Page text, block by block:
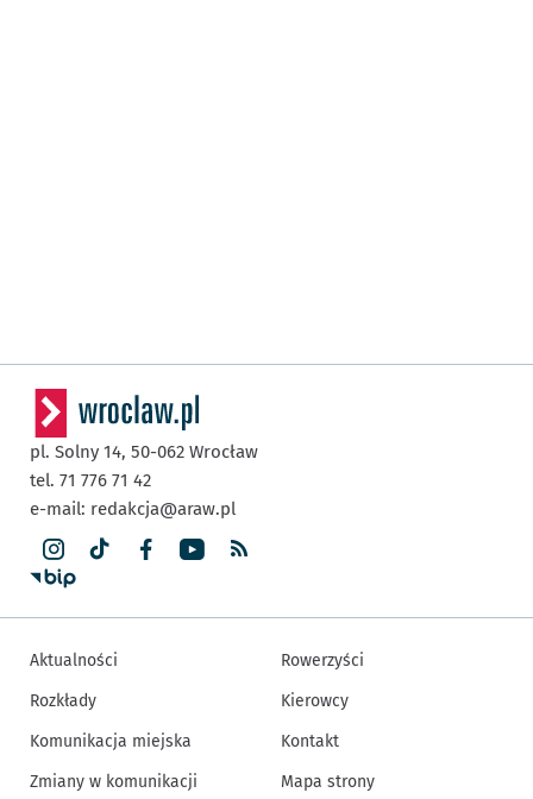
pl. Solny 14, 50-062 Wrocław
tel. 71 776 71 42
e-mail: redakcja@araw.pl
Aktualności
Rozkłady
Komunikacja miejska
Zmiany w komunikacji
Rowerzyści
Kierowcy
Kontakt
Mapa strony